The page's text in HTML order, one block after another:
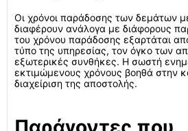
Οι χρόνοι παράδοσης των δεμάτων
διαφέρουν ανάλογα με διάφορους
του χρόνου παράδοσης εξαρτάται
τύπο της υπηρεσίας, τον όγκο των
εξωτερικές συνθήκες. Η σωστή
εκτιμώμενους χρόνους βοηθά στην
διαχείριση της αποστολής.